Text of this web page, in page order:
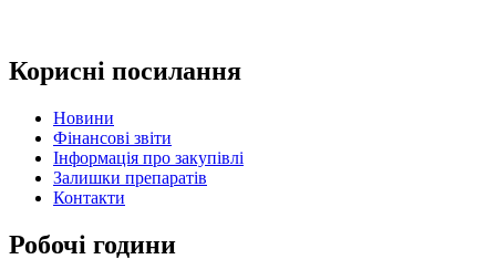
Корисні посилання
Новини
Фінансові звіти
Інформація про закупівлі
Залишки препаратів
Контакти
Робочі години